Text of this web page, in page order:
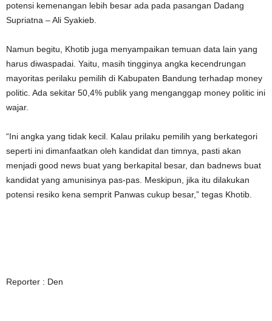
potensi kemenangan lebih besar ada pada pasangan Dadang
Supriatna – Ali Syakieb.
Namun begitu, Khotib juga menyampaikan temuan data lain yang
harus diwaspadai. Yaitu, masih tingginya angka kecendrungan
mayoritas perilaku pemilih di Kabupaten Bandung terhadap money
politic. Ada sekitar 50,4% publik yang menganggap money politic ini
wajar.
“Ini angka yang tidak kecil. Kalau prilaku pemilih yang berkategori
seperti ini dimanfaatkan oleh kandidat dan timnya, pasti akan
menjadi good news buat yang berkapital besar, dan badnews buat
kandidat yang amunisinya pas-pas. Meskipun, jika itu dilakukan
potensi resiko kena semprit Panwas cukup besar,” tegas Khotib.
Reporter : Den